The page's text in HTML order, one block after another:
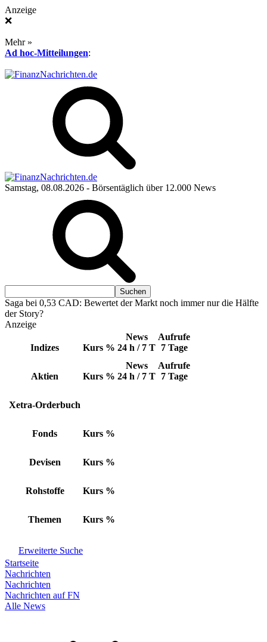
Anzeige
❌
Mehr »
Ad hoc-Mitteilungen:
Samstag, 08.08.2026 - Börsentäglich über 12.000 News
Saga bei 0,53 CAD: Bewertet der Markt noch immer nur die Hälfte
der Story?
Anzeige
Indizes Kurs %
News
24 h / 7 T
Aufrufe
7 Tage
Aktien Kurs %
News
24 h / 7 T
Aufrufe
7 Tage
Xetra-Orderbuch
Fonds Kurs %
Devisen Kurs %
Rohstoffe Kurs %
Themen Kurs %
Erweiterte Suche
Startseite
Nachrichten
Nachrichten
Nachrichten auf FN
Alle News